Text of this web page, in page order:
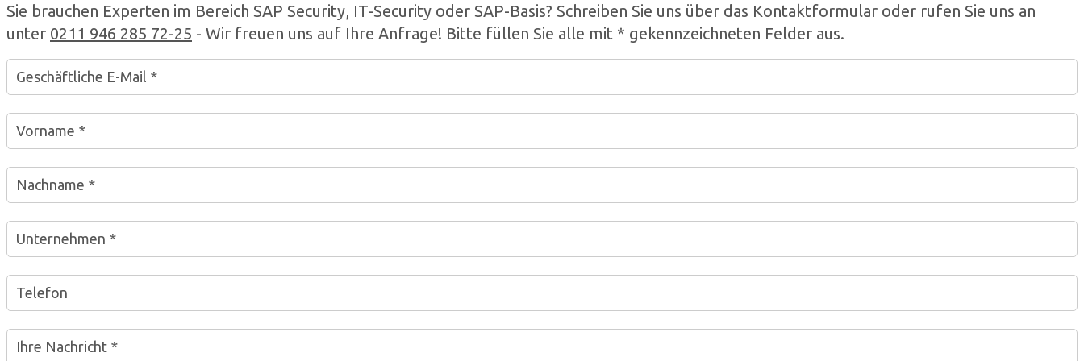
Sie brauchen Experten im Bereich SAP Security, IT-Security oder SAP-Basis? Schreiben Sie uns über das Kontaktformular oder rufen Sie uns an
unter 0211 946 285 72-25 - Wir freuen uns auf Ihre Anfrage! Bitte füllen Sie alle mit * gekennzeichneten Felder aus.
Geschäftliche E-Mail *
Vorname *
Nachname *
Unternehmen *
Telefon
Ihre Nachricht *